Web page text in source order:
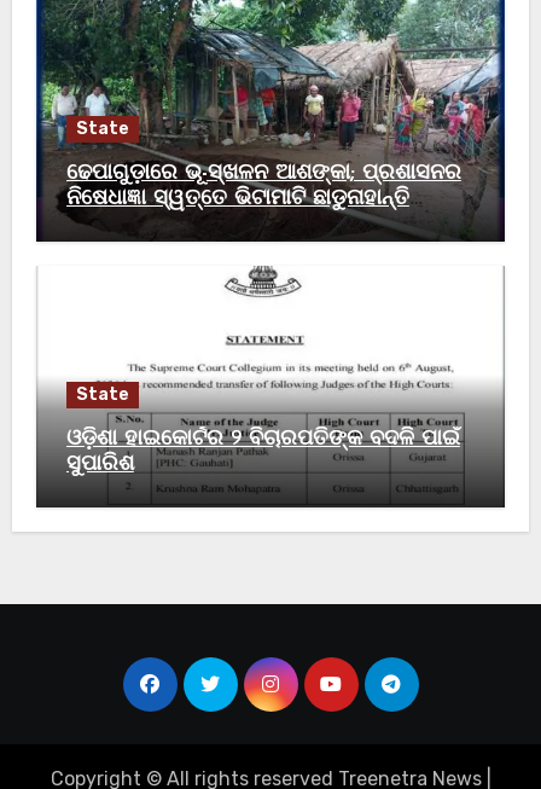
State
ଢେପାଗୁଡ଼ାରେ ଭୂ-ସ୍ଖଳନ ଆଶଙ୍କା; ପ୍ରଶାସନର
ନିଷେଧାଜ୍ଞା ସ୍ୱତ୍ତେ ଭିଟାମାଟି ଛାଡୁନାହାନ୍ତି
ଗ୍ରାମବାସୀ
State
ଓଡ଼ିଶା ହାଇକୋର୍ଟର ୨ ବିଚାରପତିଙ୍କ ବଦଳି ପାଇଁ
ସୁପାରିଶ
Copyright © All rights reserved Treenetra News